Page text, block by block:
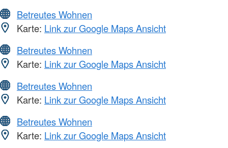
Betreutes Wohnen
Karte: Link zur Google Maps Ansicht
Betreutes Wohnen
Karte: Link zur Google Maps Ansicht
Betreutes Wohnen
Karte: Link zur Google Maps Ansicht
Betreutes Wohnen
Karte: Link zur Google Maps Ansicht